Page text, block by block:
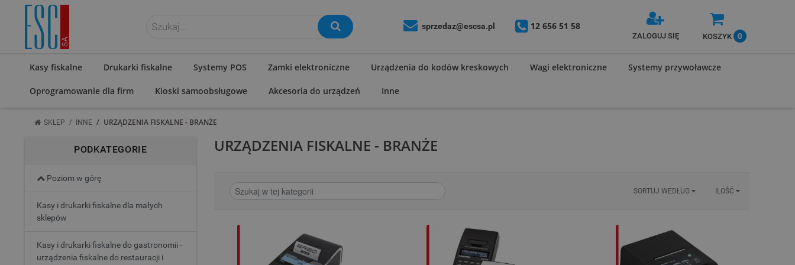
ZALOGUJ SIĘ sprzedaz@escsa.pl 12 656 51 58
ZALOGUJ SIĘ KOSZYK 0
Kasy fiskalne Drukarki fiskalne Systemy POS Zamki elektroniczne Urządzenia do kodów kreskowych Wagi elektroniczne Systemy przywoławcze
Oprogramowanie dla firm Kioski samoobsługowe Akcesoria do urządzeń Inne
SKLEP / INNE / URZĄDZENIA FISKALNE - BRANŻE
PODKATEGORIE
Poziom w górę
Kasy i drukarki fiskalne dla małych
sklepów
Kasy i drukarki fiskalne do gastronomii -
urządzenia fiskalne do restauracji i
URZĄDZENIA FISKALNE - BRANŻE
SORTUJ WEDŁUG ILOŚĆ